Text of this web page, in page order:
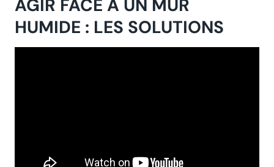
AGIR FACE À UN MUR
HUMIDE : LES SOLUTIONS